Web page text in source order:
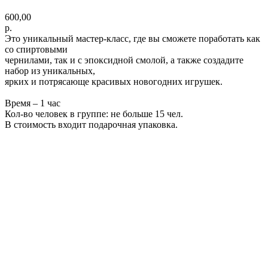
600,00
р.
Это уникальный мастер-класс, где вы сможете поработать как
со спиртовыми
чернилами, так и с эпоксидной смолой, а также создадите
набор из уникальных,
ярких и потрясающе красивых новогодних игрушек.
Время – 1 час
Кол-во человек в группе: не больше 15 чел.
В стоимость входит подарочная упаковка.